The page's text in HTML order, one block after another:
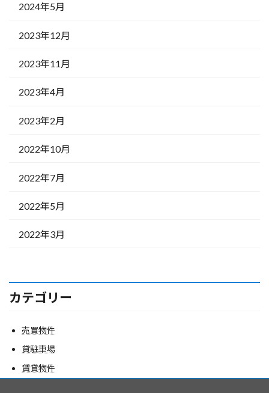
2024年5月
2023年12月
2023年11月
2023年4月
2023年2月
2022年10月
2022年7月
2022年5月
2022年3月
カテゴリー
売買物件
貸駐車場
賃貸物件